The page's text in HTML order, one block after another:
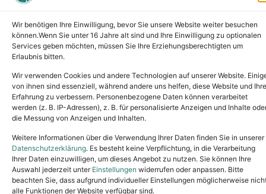
Wir benötigen Ihre Einwilligung, bevor Sie unsere Website weiter besuchen
können.Wenn Sie unter 16 Jahre alt sind und Ihre Einwilligung zu optionalen
Services geben möchten, müssen Sie Ihre Erziehungsberechtigten um
Erlaubnis bitten.
Wir verwenden Cookies und andere Technologien auf unserer Website.
von ihnen sind essenziell, während andere uns helfen, diese Website und Ihre
Erfahrung zu verbessern. Personenbezogene Daten können verarbeitet
werden (z. B. IP-Adressen), z. B. für personalisierte Anzeigen und Inhalte
die Messung von Anzeigen und Inhalten.
Weitere Informationen über die Verwendung Ihrer Daten finden Sie in unserer
Datenschutzerklärung. Es besteht keine Verpflichtung, in die Verarbeitung
Ihrer Daten einzuwilligen, um dieses Angebot zu nutzen. Sie können Ihre
Auswahl jederzeit unter Einstellungen widerrufen oder anpassen. Bitte
beachten Sie, dass aufgrund individueller Einstellungen möglicherweise
alle Funktionen der Website verfügbar sind.
Copyright © 2024. All rights reserved.
Tel.: (02631) 55356buero@tierheim-neuwied.de
Ludwigshof 1, 56567 Neuwied